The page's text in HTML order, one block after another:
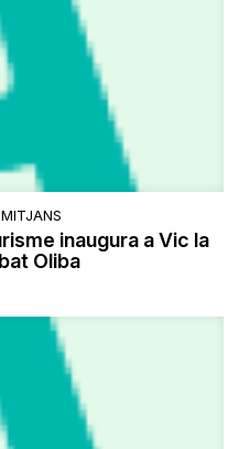
inaugura a Vic la
Oliba